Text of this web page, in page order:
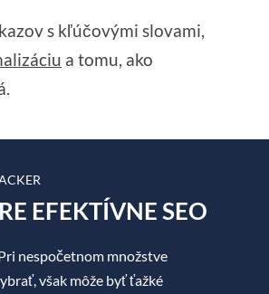
s kľúčovými slovami,
a tomu, ako
EFEKTÍVNE SEO
nespočetnom množstve
však môže byť ťažké